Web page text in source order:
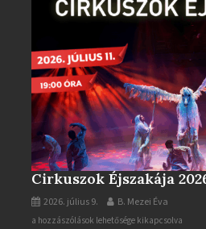
Cirkuszok Éjszakája
2026. július 9. B. Mezei Éva
Cirkuszok
a hozzászólások lehetősége kikapcsolva